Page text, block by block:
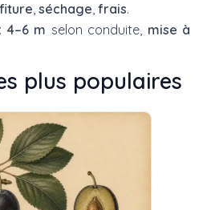
, séchage, frais.
: 4–6 m selon conduite, mise à
plus populaires